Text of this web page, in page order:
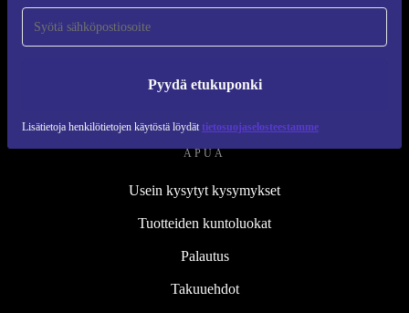
Pyydä etukuponki
Lisätietoja henkilötietojen käytöstä löydät tietosuojaselosteestamme
APUA
Usein kysytyt kysymykset
Tuotteiden kuntoluokat
Palautus
Takuuehdot